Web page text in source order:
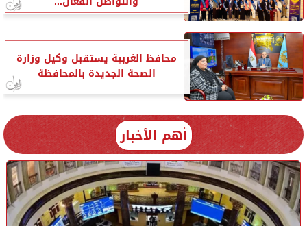
محافظ الغربية يستقبل وكيل وزارة
الصحة الجديدة بالمحافظة
أهم الأخبار